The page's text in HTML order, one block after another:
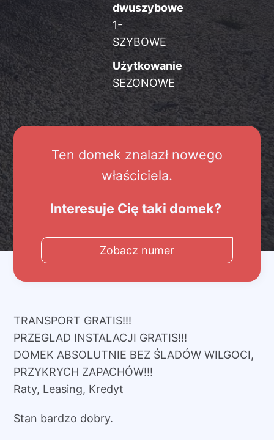
Ten domek znalazł nowego
właściciela.
Interesuje Cię taki domek?
Zobacz numer
dwuszybowe
1-
SZYBOWE
Użytkowanie
SEZONOWE
TRANSPORT GRATIS!!!
PRZEGLAD INSTALACJI GRATIS!!!
DOMEK ABSOLUTNIE BEZ ŚLADÓW WILGOCI,
PRZYKRYCH ZAPACHÓW!!!
Raty, Leasing, Kredyt
Stan bardzo dobry.